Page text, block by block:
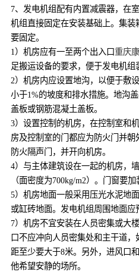
7、发电机组配有内置减震器，在
机组直接固定在安装基础上。集
要固定。
1）机房应有一至两个出入口重庆
足搬运设备的要求，便于发电机组
2）机房内应设置地沟，以便于敷
小于1%的坡度和排水措施。地沟
盖板或钢筋混凝土盖板。
3）设置控制的机房，在控制室和
房及控制室的门都应为防火门并
防火隔声门，并开向机房。
4）与主体建筑设在一起的机房，
（面密度为700kg/m2）。门窗要
5）机房地面一般采用压光水泥地
或缸砖地面。发电机组周围地面应
7）机房不宜安装在人员密集或大
口不应冲向人员密集处和主干道
距至少要大于8米。另外，进风口
他希望安静的场所。